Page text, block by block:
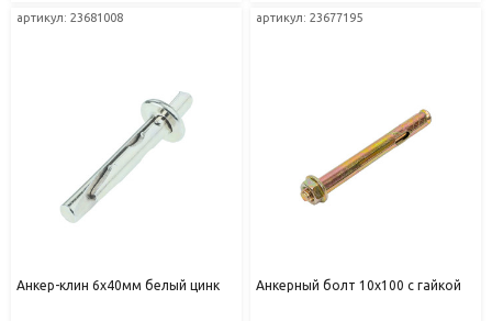
артикул:23681008
Анкер-клин 6х40мм белый цинк
артикул:23677195
Анкерный болт 10х100 с гайкой